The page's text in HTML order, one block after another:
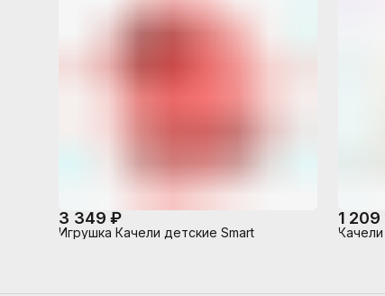
3 349 ₽
Игрушка Качели детские Smart
1